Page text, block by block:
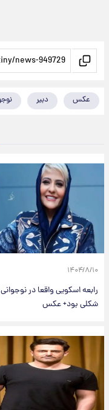
عکس دبیر
۱۴۰۴/۸/۱۰
رابعه اسکویی واقعا در
شکلی بود+ عکس